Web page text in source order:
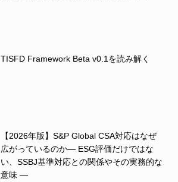
TISFD Framework Beta v0.1を読み解く
【2026年版】S&P Global CSA対応はなぜ
広がっているのか― ESG評価だけではな
い、SSBJ基準対応との関係やその実務的な
意味 ―